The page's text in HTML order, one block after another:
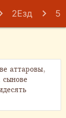
2Езд 5
аттаровы,